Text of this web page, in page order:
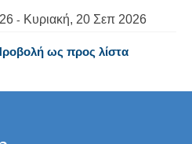
- Κυριακή, 20 Σεπ 2026
ως προς λίστα